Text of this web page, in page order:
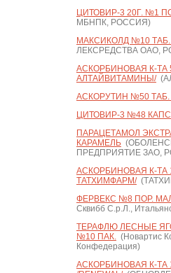
ЦИТОВИР-3 20Г. №1
МБНПК, РОССИЯ)
МАКСИКОЛД №10
ЛЕКСРЕДСТВА ОАО,
АСКОРБИНОВАЯ К-ТА
АЛТАЙВИТАМИНЫ/
АСКОРУТИН №50 ТАБ.
ЦИТОВИР-3 №48
ПАРАЦЕТАМОЛ
КАРАМЕЛЬ
ПРЕДПРИЯТИЕ ЗАО,
АСКОРБИНОВАЯ К-ТА
ТАТХИМФАРМ/
ФЕРВЕКС №8 ПОР.
Сквибб С.р.Л.,
ТЕРАФЛЮ ЛЕСНЫЕ
№10 ПАК.(Новартис
Конфедерация)
АСКОРБИНОВАЯ К-ТА